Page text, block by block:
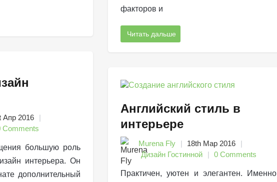
Апр 2016
Comments
большую роль
интерьера. Он
дополнительный
факторов и
Читать дальше
Английский стиль в
интерьере
Murena Fly
18th Мар 2016
Дизайн Гостинной
0 Comments
Практичен, уютен и элегантен. Именно